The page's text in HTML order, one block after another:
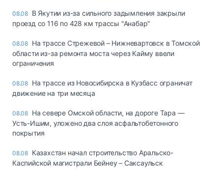
08.08 В Якутии из-за сильного задымления закрыли
проезд со 116 по 428 км трассы "Анабар"
08.08 На трассе Стрежевой – Нижневартовск в Томской
области из-за ремонта моста через Кайму ввели
ограничения
08.08 На трассе из Новосибирска в Кузбасс ограничат
движение на три месяца
08.08 На севере Омской области, на дороге Тара —
Усть-Ишим, уложено два слоя асфальтобетонного
покрытия
08.08 Казахстан начал строительство Аральско-
Каспийской магистрали Бейнеу – Саксаульск